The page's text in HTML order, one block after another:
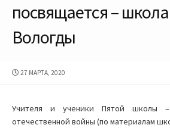
посвящается –
Вологды
ДАТА
27 МАРТА, 2020
Учителя и ученики Пятой школы –
отечественной войны (по материалам